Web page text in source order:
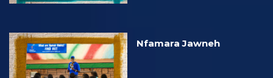
Nfamara Jawneh